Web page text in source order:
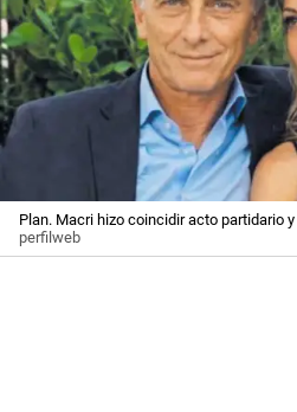
Plan. Macri hizo coincidir acto partidario
perfilweb